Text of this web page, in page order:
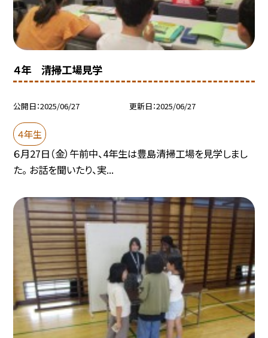
４年 清掃工場見学
公開日 2025/06/27 更新日 2025/06/27
４年生
６月27日（金）午前中、4年生は豊島清掃工場を見学しまし
た。 お話を聞いたり、実...